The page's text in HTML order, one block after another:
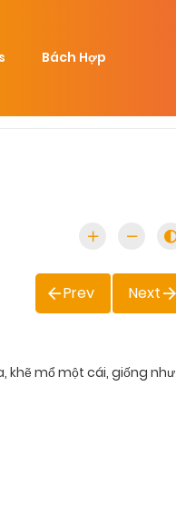
Bách Hợp
Prev Next
khẽ mổ một cái, giống như